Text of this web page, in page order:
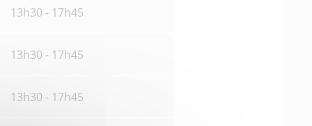
13h30 - 17h45
13h30 - 17h45
13h30 - 17h45